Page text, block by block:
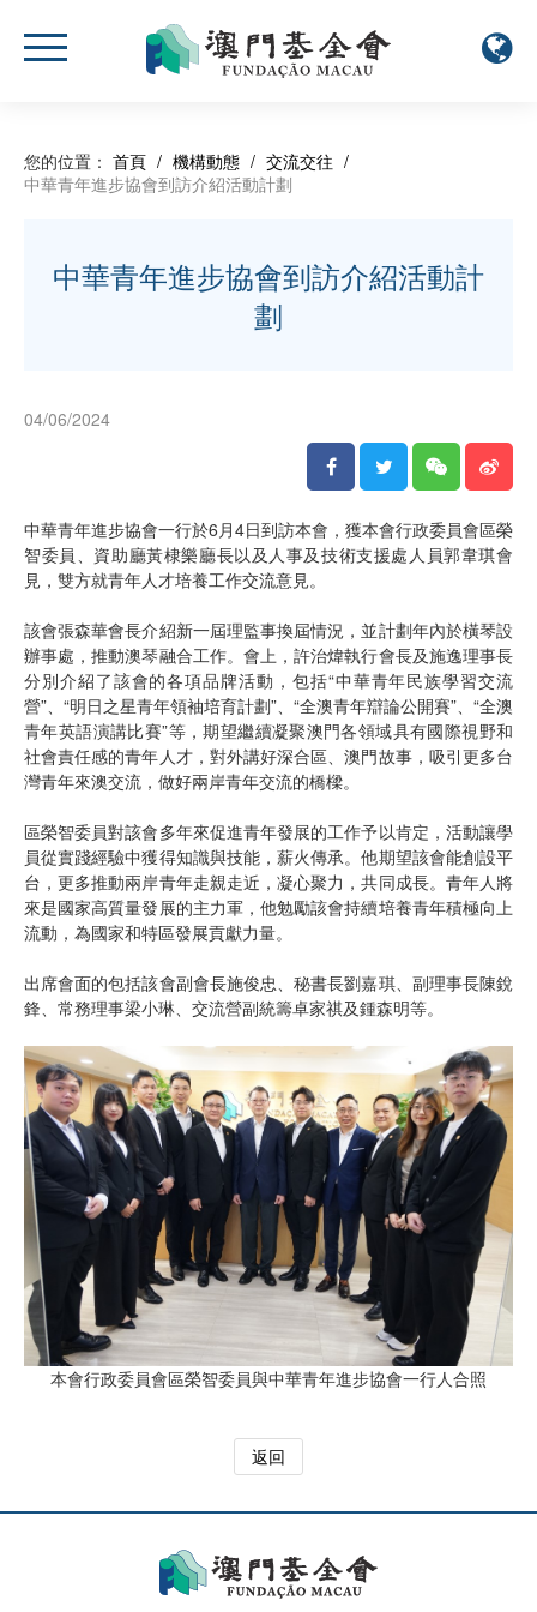
您的位置： 首頁 / 機構動態 / 交流交往 /
中華青年進步協會到訪介紹活動計劃
中華青年進步協會到訪介紹活動計
劃
04/06/2024
中華青年進步協會一行於6月4日到訪本會，獲本會行政委員會區榮
智委員、資助廳黃棣樂廳長以及人事及技術支援處人員郭韋琪會
見，雙方就青年人才培養工作交流意見。
該會張森華會長介紹新一屆理監事換屆情況，並計劃年內於橫琴設
辦事處，推動澳琴融合工作。會上，許治煒執行會長及施逸理事長
分別介紹了該會的各項品牌活動，包括“中華青年民族學習交流
營”、“明日之星青年領袖培育計劃”、“全澳青年辯論公開賽”、“全澳
青年英語演講比賽”等，期望繼續凝聚澳門各領域具有國際視野和
社會責任感的青年人才，對外講好深合區、澳門故事，吸引更多台
灣青年來澳交流，做好兩岸青年交流的橋樑。
區榮智委員對該會多年來促進青年發展的工作予以肯定，活動讓學
員從實踐經驗中獲得知識與技能，薪火傳承。他期望該會能創設平
台，更多推動兩岸青年走親走近，凝心聚力，共同成長。青年人將
來是國家高質量發展的主力軍，他勉勵該會持續培養青年積極向上
流動，為國家和特區發展貢獻力量。
出席會面的包括該會副會長施俊忠、秘書長劉嘉琪、副理事長陳銳
鋒、常務理事梁小琳、交流營副統籌卓家祺及鍾森明等。
本會行政委員會區榮智委員與中華青年進步協會一行人合照
返回